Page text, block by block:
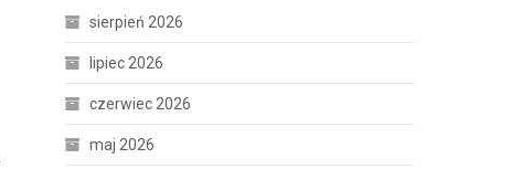
sierpień 2026
lipiec 2026
czerwiec 2026
maj 2026